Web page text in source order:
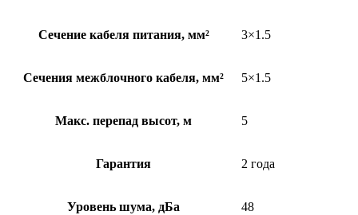
Сечение кабеля питания, мм² 3×1.5
Сечения межблочного кабеля, мм² 5×1.5
Макс. перепад высот, м 5
Гарантия 2 года
Уровень шума, дБа 48